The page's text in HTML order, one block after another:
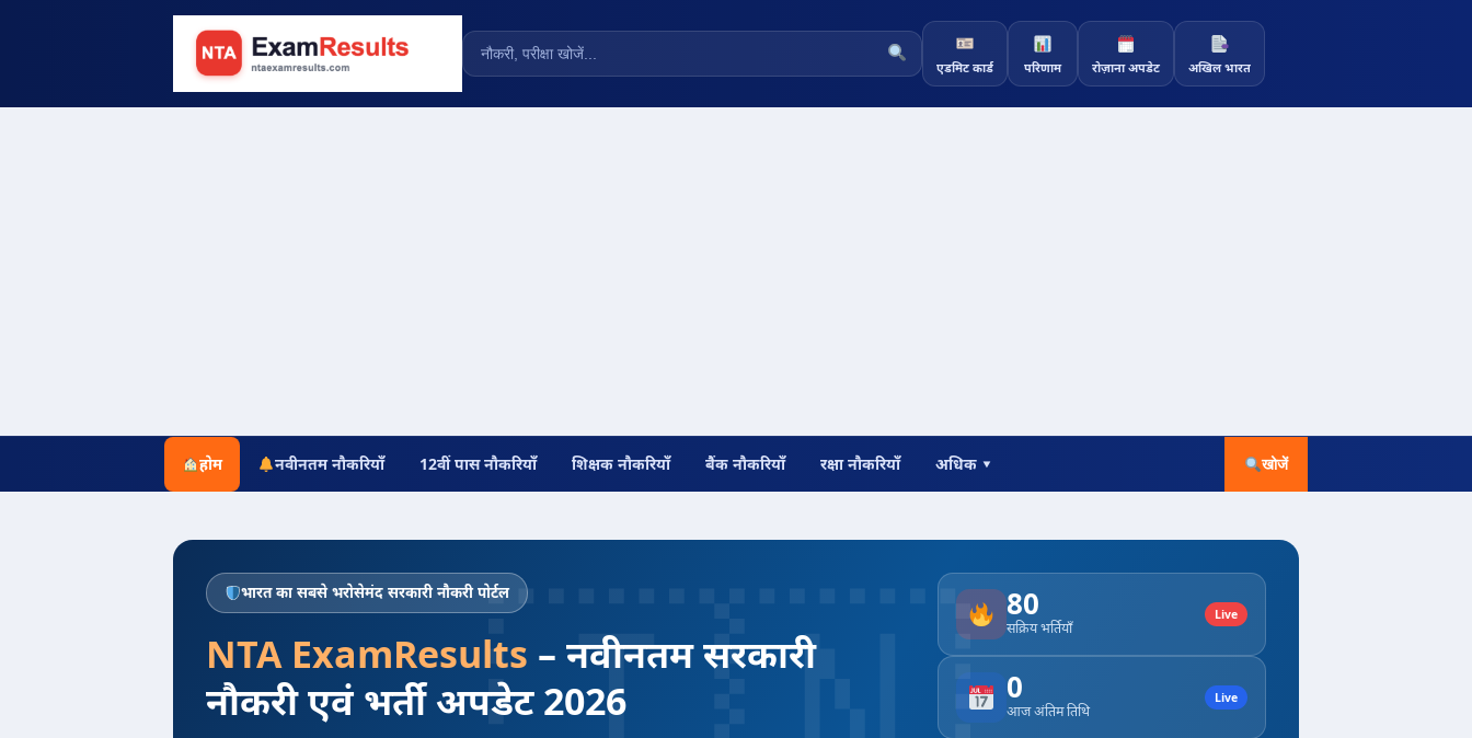
एडमिट कार्ड परिणाम रोज़ाना अपडेट अखिल भारत
होम नवीनतम नौकरियाँ 12वीं पास नौकरियाँ शिक्षक नौकरियाँ बैंक नौकरियाँ रक्षा नौकरियाँ अधिक ▾ खोजें
भारत का सबसे भरोसेमंद सरकारी नौकरी पोर्टल
NTA ExamResults – नवीनतम सरकारी
नौकरी एवं भर्ती अपडेट 2026
80
सक्रिय भर्तियाँ
Live
0
आज अंतिम तिथि
Live